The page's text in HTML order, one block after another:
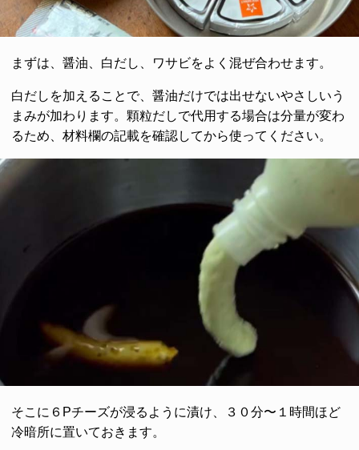
まずは、醤油、白だし、ワサビをよく混ぜ合わせます。
白だしを加えることで、醤油だけでは出せないやさしいう
まみが加わります。顆粒だしで代用する場合は分量が変わ
るため、材料欄の記載を確認してから使ってください。
そこに６Pチーズが浸るように漬け、３０分〜１時間ほど
冷暗所に置いておきます。